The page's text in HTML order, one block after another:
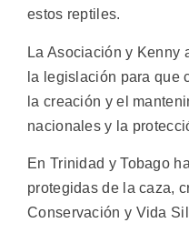
estos reptiles.
La Asociación y Kenny
la legislación para que
la creación y el
nacionales y la
En Trinidad y Tobago
protegidas de la caza,
Conservación y Vida